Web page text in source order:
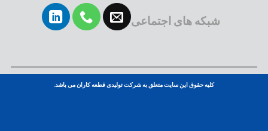
شبکه های اجتماعی
کلیه حقوق این سایت متعلق به شرکت تولیدی قطعه کاران می باشد.